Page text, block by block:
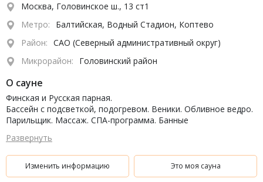
Москва, Головинское ш., 13 ст1
Метро:
Балтийская, Водный Стадион, Коптево
Район: САО (Северный административный округ)
Микрорайон:
Головинский район
О сауне
Финская и Русская парная.
Бассейн с подсветкой, подогревом. Веники. Обливное ведро.
Парильщик. Массаж. СПА-программа. Банные
Настольный футбол. Бильярд, ТВ, караоке, камин, комната
отдыха.
Кухня: Европейская, кальян, бар, разливное пиво.
Бесплатная парковка.
Развернуть
Изменить информацию Это моя сауна